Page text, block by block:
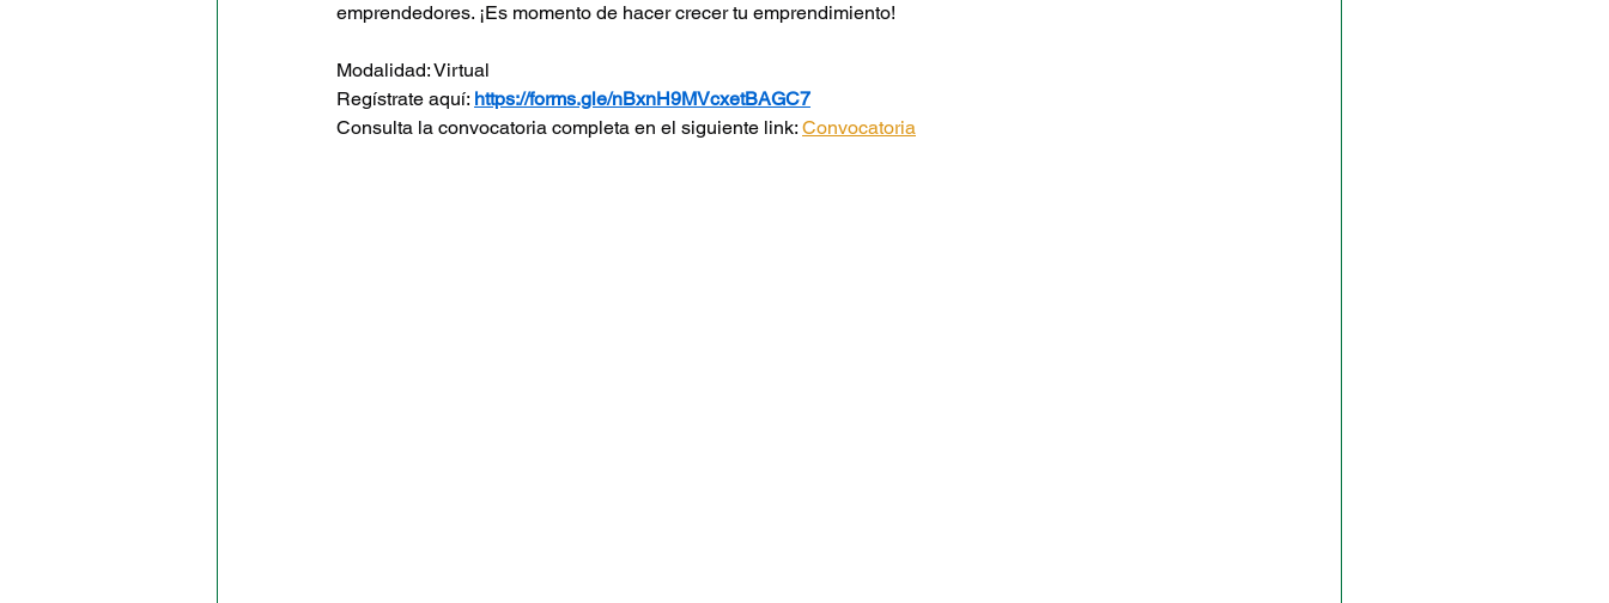
emprendedores. ¡Es momento de hacer crecer tu emprendimiento!
Modalidad: Virtual
Regístrate aquí: https://forms.gle/nBxnH9MVcxetBAGC7
Consulta la convocatoria completa en el siguiente link: Convocatoria